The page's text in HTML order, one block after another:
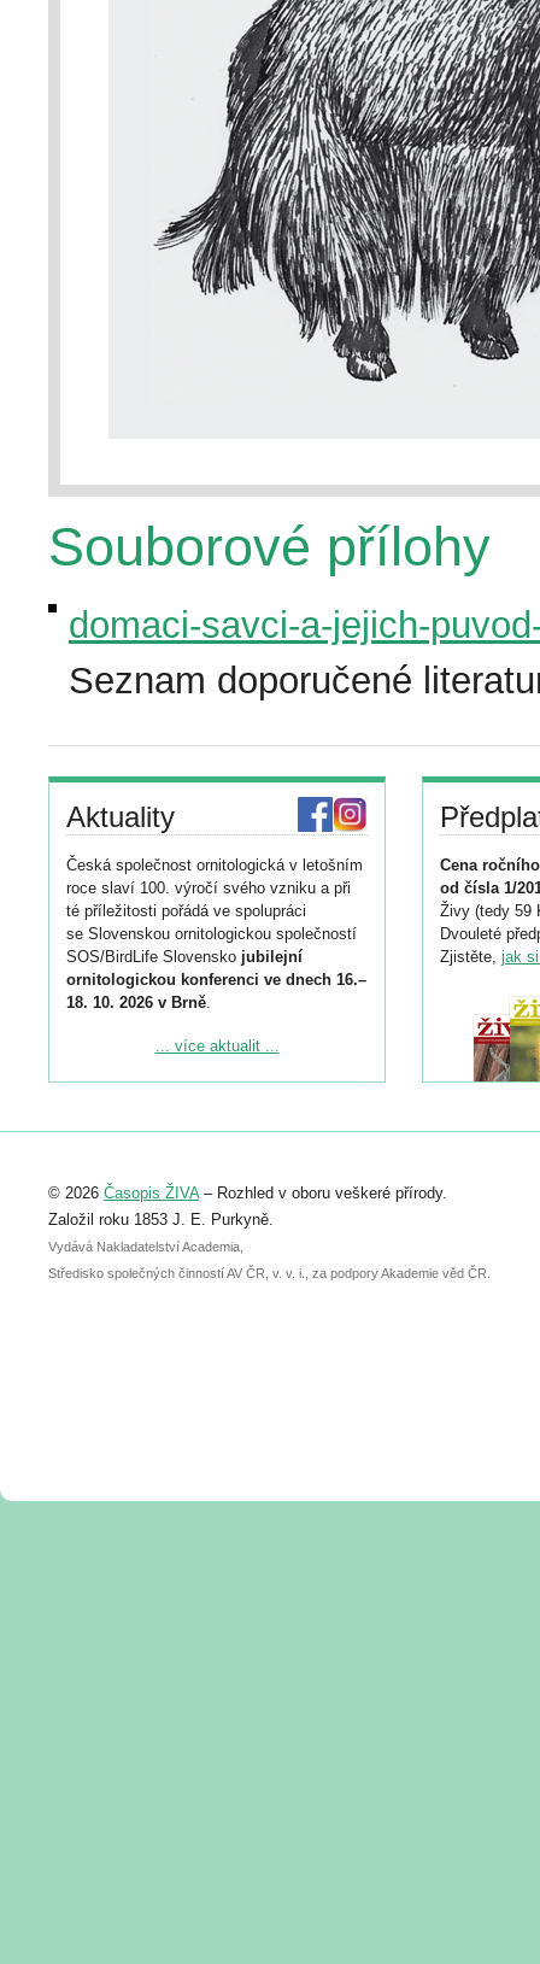
Souborové přílohy
domaci-savci-a-jejich-
Seznam doporučené
Aktuality
Česká společnost ornitologická v letošním
roce slaví 100. výročí svého vzniku a při
té příležitosti pořádá ve spolupráci
se Slovenskou ornitologickou společností
SOS/BirdLife Slovensko jubilejní
ornitologickou konferenci ve dnech 16.–
18. 10. 2026 v Brně.
Podrobnější informace ke konferenci
Registrovat se můžete do 6. září.
abstraktu přihlášené přednášky nebo
posteru je už 30. června.
... více aktualit ...
Cena
od čísla 1/
Živy (tedy 59
Dvouleté
Zjistěte, jak
© 2026 Časopis ŽIVA– Rozhled v oboru veškeré přírody.
Založil roku 1853 J. E. Purkyně.
Vydává Nakladatelství Academia,
Středisko společných činností AV ČR, v. v. i., za podpory Akademie věd ČR.